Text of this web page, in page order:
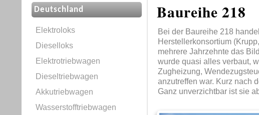
Deutschland
Elektroloks
Dieselloks
Elektrotriebwagen
Dieseltriebwagen
Akkutriebwagen
Wasserstofftriebwagen
Baureihe 218
Bei der Baureihe 218
Herstellerkonsortium
mehrere Jahrzehnte das
wurde quasi alles verbaut,
Zugheizung,
anzutreffen war. Kurz nach
Ganz unverzichtbar ist sie